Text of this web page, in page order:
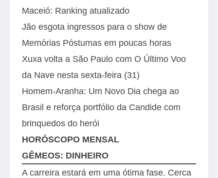
Maceió: Ranking atualizado
Jão esgota ingressos para o show de
Memórias Póstumas em poucas horas
Xuxa volta a São Paulo com O Último Voo
da Nave nesta sexta-feira (31)
Homem-Aranha: Um Novo Dia chega ao
Brasil e reforça portfólio da Candide com
brinquedos do herói
HORÓSCOPO MENSAL
GÊMEOS: DINHEIRO
A carreira estará em uma ótima fase. Cerca